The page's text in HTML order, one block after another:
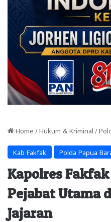
Home / Hukum & Kriminal /
Kab Fakfak Polda Papua
Kapolres
Pejabat Utama
Jajaran